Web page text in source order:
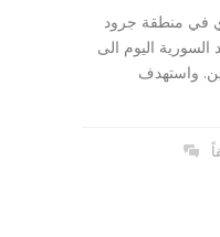
في منطقة جرود
السورية اليوم الى
واصابة 6 اخرين. واستهدف